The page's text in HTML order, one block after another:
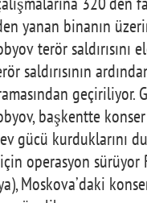
yanan binanın
terör
saldırısının
geçiriliyor.
başkentte
gücü kurduklarını
operasyon sürüyor
Moskova’daki